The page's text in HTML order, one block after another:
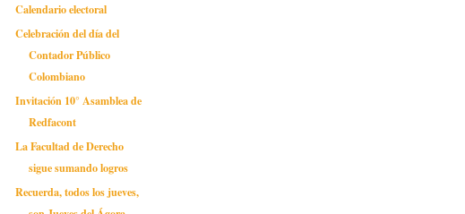
Calendario electoral
Celebración del día del
Contador Público
Colombiano
Invitación 10° Asamblea de
Redfacont
La Facultad de Derecho
sigue sumando logros
Recuerda, todos los jueves,